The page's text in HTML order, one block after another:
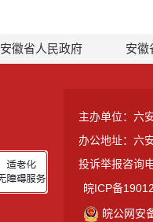
安徽省人民政府 安徽
主办单位：六
办公地址：六
投诉举报咨询
皖ICP备
皖公网安